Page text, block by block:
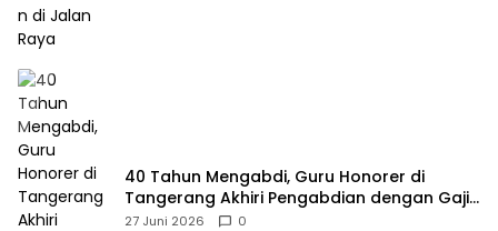
40 Tahun Mengabdi, Guru Honorer di
Tangerang Akhiri Pengabdian dengan Gaji
Rp414 Ribu
27 Juni 2026 0